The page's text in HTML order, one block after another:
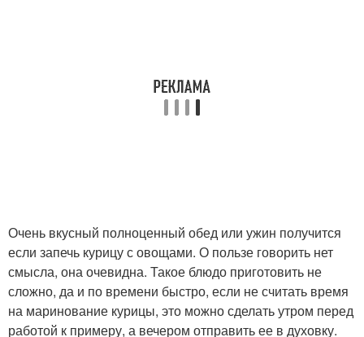
Очень вкусный полноценный обед или ужин получится
если запечь курицу с овощами. О пользе говорить нет
смысла, она очевидна. Такое блюдо приготовить не
сложно, да и по времени быстро, если не считать время
на маринование курицы, это можно сделать утром перед
работой к примеру, а вечером отправить ее в духовку.